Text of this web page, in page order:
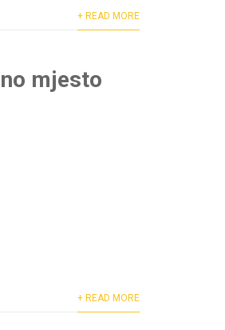
+ READ MORE
mjesto
+ READ MORE